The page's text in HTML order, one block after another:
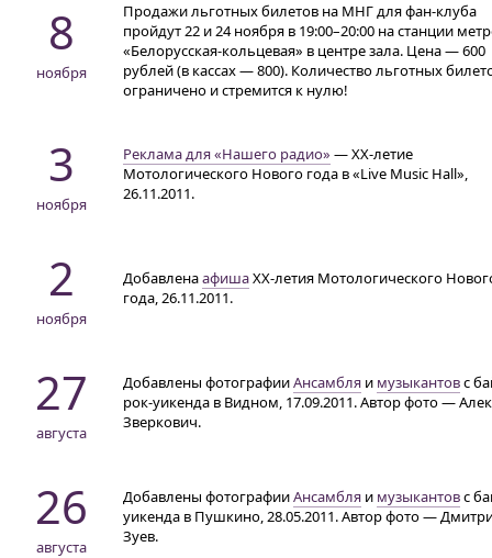
8
ноября
Продажи льготных билетов на МНГ для фан-клуба
пройдут 22 и 24 ноября в 19:00–20:00 на станции
«Белорусская-кольцевая» в центре зала. Цена — 600
рублей (в кассах — 800). Количество льготных
ограничено и стремится к нулю!
3
ноября
Реклама для «Нашего радио» — XX-летие
Мотологического Нового года в «Live Music Hall»,
26.11.2011.
2
ноября
ДобавленаафишаXX-летия Мотологического
года, 26.11.2011.
27
августа
Добавлены фотографииАнсамбля и музыкантовс
рок-уикенда в Видном, 17.09.2011. Автор фото —
Зверкович.
26
августа
Добавлены фотографииАнсамбля и музыкантовс
уикенда в Пушкино, 28.05.2011. Автор фото —
Зуев.